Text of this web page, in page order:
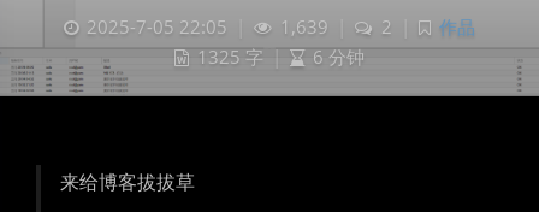
2025-7-05 22:05 1,639 2
作品
1325 字
6 分钟
来给博客拔拔草